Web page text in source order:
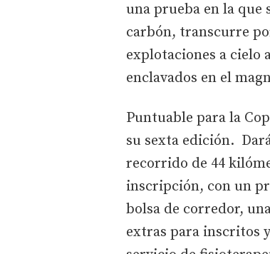
una prueba en la que
carbón, transcurre
explotaciones a cielo
enclavados en el
Puntuable para la
su sexta edición.
recorrido de 44
inscripción, con un
bolsa de corredor,
extras para inscritos